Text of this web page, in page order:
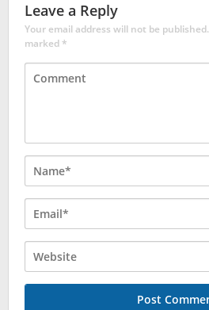
Leave a Reply
Your email address will not be published.
marked*